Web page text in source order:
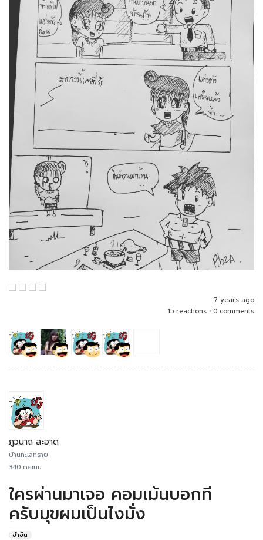
7 years ago
15 reactions • 0 comments
ภูวนาถ สะอาด
บ้านทะเลทราย
340 คะแนน
ใครผ่านมาเจอ คอมเม้นบอกที
ครับมุขผมเป็นไงมั่ง
ขำขัน